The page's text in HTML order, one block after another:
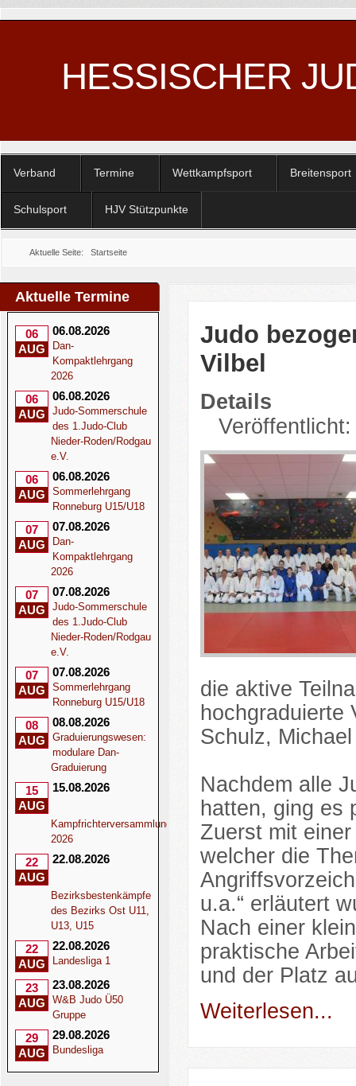
HESSISCHER
Verband Termine Wettkampfsport Breitensport
Schulsport HJV Stützpunkte
Aktuelle Seite: Startseite
Aktuelle Termine
06
AUG
06.08.2026
Dan-
Kompaktlehrgang
2026
06
AUG
06.08.2026
Judo-Sommerschule
des 1.Judo-Club
Nieder-Roden/Rodgau
e.V.
06
AUG
06.08.2026
Sommerlehrgang
Ronneburg U15/U18
07
AUG
07.08.2026
Dan-
Kompaktlehrgang
2026
07
AUG
07.08.2026
Judo-Sommerschule
des 1.Judo-Club
Nieder-Roden/Rodgau
e.V.
07
AUG
07.08.2026
Sommerlehrgang
Ronneburg U15/U18
08
AUG
08.08.2026
Graduierungswesen:
modulare Dan-
Graduierung
15
AUG
15.08.2026
Kampfrichterversammlung
2026
22
AUG
22.08.2026
Bezirksbestenkämpfe
des Bezirks Ost U11,
U13, U15
22
AUG
22.08.2026
Landesliga 1
23
AUG
23.08.2026
W&B Judo Ü50
Gruppe
29
AUG
29.08.2026
Bundesliga
Judo
Vilbel
Details
die aktive
hochgraduierte
Schulz,
Nachdem alle
hatten, ging es
Zuerst mit
welcher die
u.a.“ erläutert
Nach einer
praktische
und der Platz
Weiterlesen...